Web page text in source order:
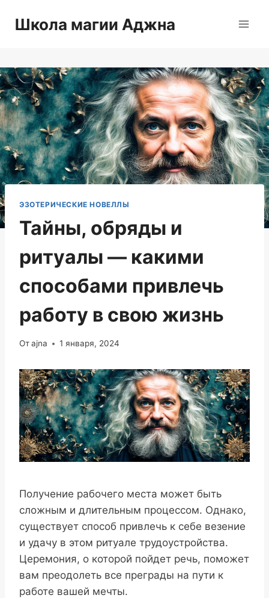
Школа магии Аджна
ЭЗОТЕРИЧЕСКИЕ НОВЕЛЛЫ
Тайны, обряды и
ритуалы — какими
способами привлечь
работу в свою жизнь
Отajna 1 января, 2024
Получение рабочего места может быть
сложным и длительным процессом. Однако,
существует способ привлечь к себе везение
и удачу в этом ритуале трудоустройства.
Церемония, о которой пойдет речь, поможет
вам преодолеть все преграды на пути к
работе вашей мечты.